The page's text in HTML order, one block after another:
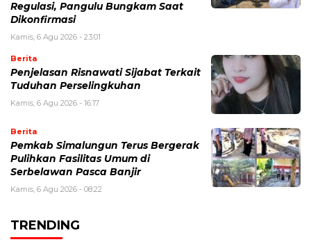
Regulasi, Pangulu Bungkam Saat
Dikonfirmasi
Kamis, 6 Agu 2026 - 23:01
Berita
Penjelasan Risnawati Sijabat Terkait
Tuduhan Perselingkuhan
Kamis, 6 Agu 2026 - 16:17
Berita
Pemkab Simalungun Terus Bergerak
Pulihkan Fasilitas Umum di
Serbelawan Pasca Banjir
Kamis, 6 Agu 2026 - 08:22
TRENDING